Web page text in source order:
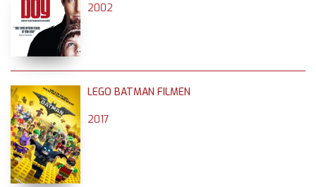
2002
LEGO BATMAN FILMEN
2017